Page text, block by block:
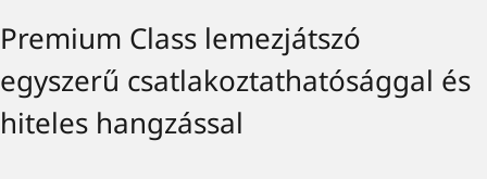
Premium Class lemezjátszó
egyszerű csatlakoztathatósággal és
hiteles hangzással